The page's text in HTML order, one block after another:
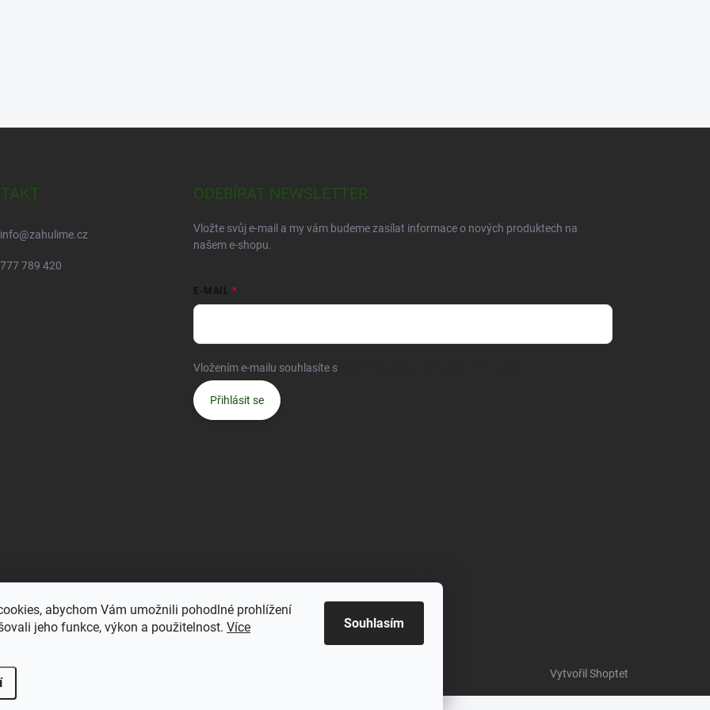
abychom Vám umožnili pohodlné prohlížení
jeho funkce, výkon a použitelnost. Více
Souhlasím
info@zahulime.cz
777 789 420
ODEBÍRAT NEWSLETTER
Vložte svůj e-mail a my vám budeme zasílat informace o nových produktech na
našem e-shopu.
E-MAIL
Vložením e-mailu souhlasíte s
Přihlásit se
Vytvořil Shoptet